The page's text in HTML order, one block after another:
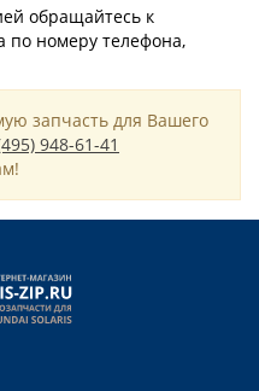
обращайтесь к
по номеру телефона,
запчасть для Вашего
948-61-41